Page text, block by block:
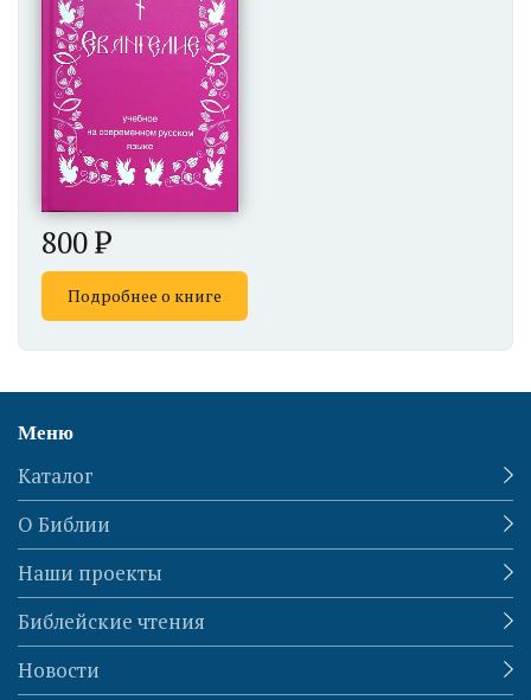
800
Подробнее о книге
Меню
Каталог
О Библии
Наши проекты
Библейские чтения
Новости